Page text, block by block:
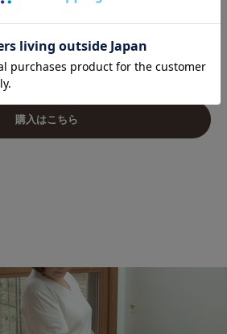
購入はこちら